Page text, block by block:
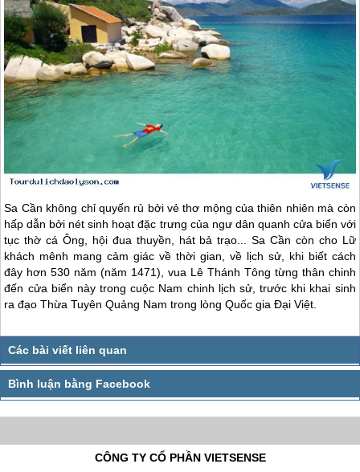
Sa Cần không chỉ quyến rủ bởi vẻ thơ mộng của thiên nhiên mà còn
hấp dẫn bởi nét sinh hoạt đặc trưng của ngư dân quanh cửa biển với
tục thờ cá Ông, hội đua thuyền, hát bả trạo... Sa Cần còn cho Lữ
khách mênh mang cảm giác về thời gian, về lịch sử, khi biết cách
đây hơn 530 năm (năm 1471), vua Lê Thánh Tông từng thân chinh
đến cửa biển này trong cuộc Nam chinh lịch sử, trước khi khai sinh
ra đạo Thừa Tuyên Quảng Nam trong lòng Quốc gia Ðại Việt.
CÔNG TY CỔ PHẦN VIETSENSE